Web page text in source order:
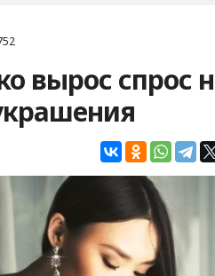
вырос спрос